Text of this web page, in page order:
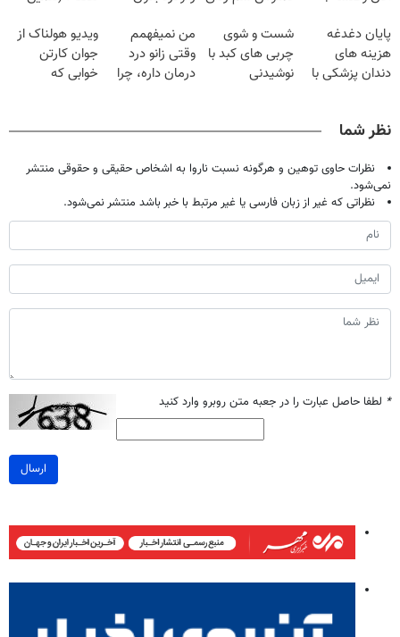
میلیون تومان!!!
صحبت کنید)
پایان دغدغه
هزینه های
دندان پزشکی با
شست و شوی
چربی های کبد با
نوشیدنی
من نمیفهمم
وقتی زانو درد
درمان داره، چرا
ویدیو هولناک از
جوان کارتن
خوابی که
نظر شما
نظرات حاوی توهین و هرگونه نسبت ناروا به اشخاص حقیقی و حقوقی منتشر
نمی‌شود.
نظراتی که غیر از زبان فارسی یا غیر مرتبط با خبر باشد منتشر نمی‌شود.
* لطفا حاصل عبارت را در جعبه متن روبرو وارد کنید
ارسال